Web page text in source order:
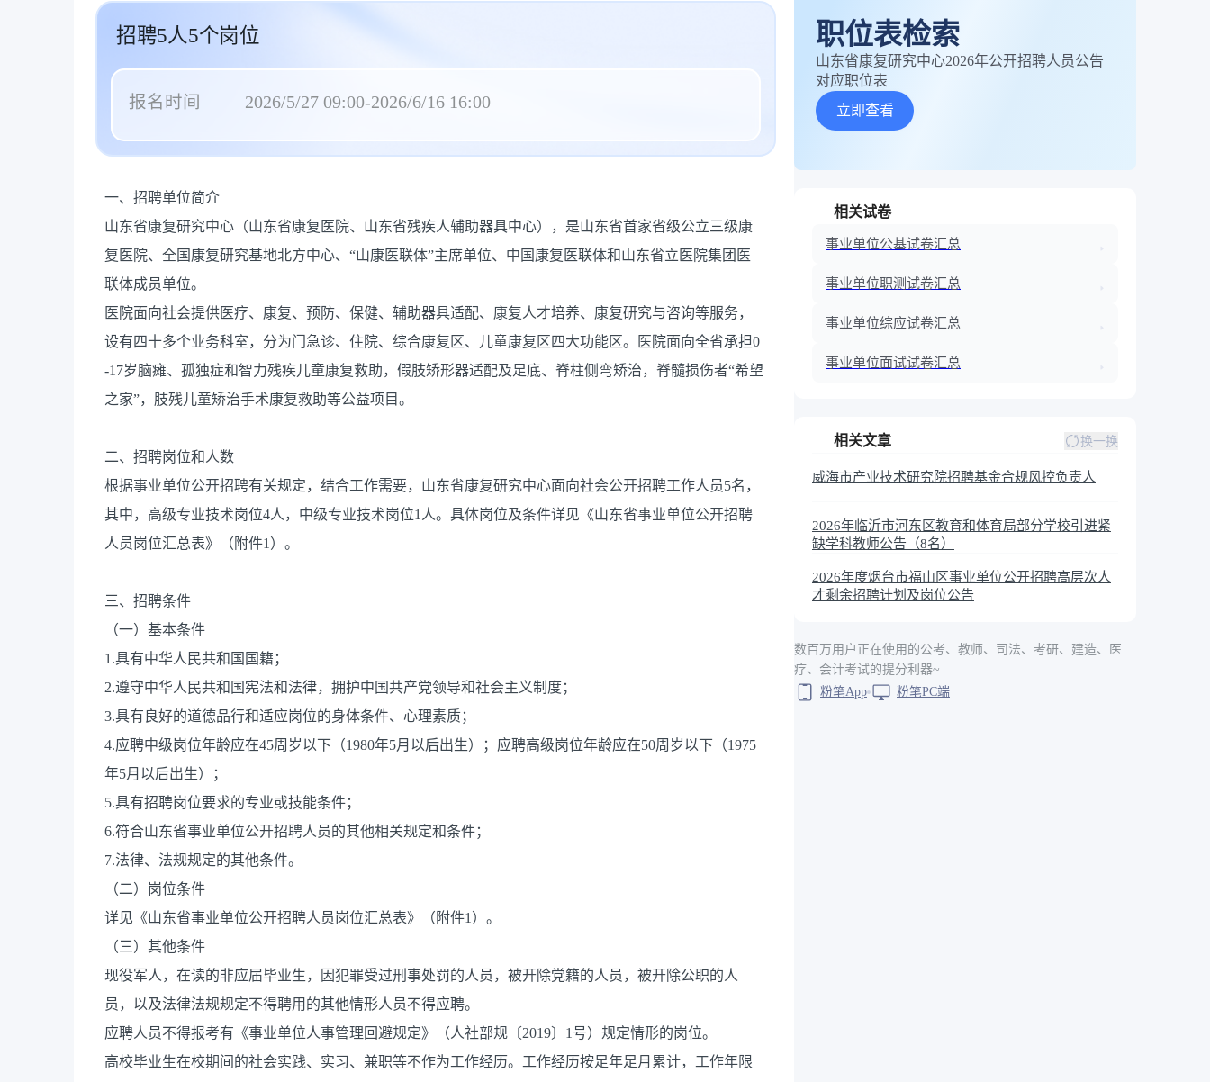
招聘5人5个岗位
报名时间 2026/5/27 09:00-2026/6/16 16:00
一、招聘单位简介
山东省康复研究中心（山东省康复医院、山东省残疾人辅助器具中心），是山东省首家省级公立三级康
复医院、全国康复研究基地北方中心、“山康医联体”主席单位、中国康复医联体和山东省立医院集团医
联体成员单位。
医院面向社会提供医疗、康复、预防、保健、辅助器具适配、康复人才培养、康复研究与咨询等服务，
设有四十多个业务科室，分为门急诊、住院、综合康复区、儿童康复区四大功能区。医院面向全省承担0
-17岁脑瘫、孤独症和智力残疾儿童康复救助，假肢矫形器适配及足底、脊柱侧弯矫治，脊髓损伤者“希望
之家”，肢残儿童矫治手术康复救助等公益项目。
二、招聘岗位和人数
根据事业单位公开招聘有关规定，结合工作需要，山东省康复研究中心面向社会公开招聘工作人员5名，
其中，高级专业技术岗位4人，中级专业技术岗位1人。具体岗位及条件详见《山东省事业单位公开招聘
人员岗位汇总表》（附件1）。
三、招聘条件
（一）基本条件
1.具有中华人民共和国国籍；
2.遵守中华人民共和国宪法和法律，拥护中国共产党领导和社会主义制度；
3.具有良好的道德品行和适应岗位的身体条件、心理素质；
4.应聘中级岗位年龄应在45周岁以下（1980年5月以后出生）；应聘高级岗位年龄应在50周岁以下（1975
年5月以后出生）；
5.具有招聘岗位要求的专业或技能条件；
6.符合山东省事业单位公开招聘人员的其他相关规定和条件；
7.法律、法规规定的其他条件。
（二）岗位条件
详见《山东省事业单位公开招聘人员岗位汇总表》（附件1）。
（三）其他条件
现役军人，在读的非应届毕业生，因犯罪受过刑事处罚的人员，被开除党籍的人员，被开除公职的人
员，以及法律法规规定不得聘用的其他情形人员不得应聘。
应聘人员不得报考有《事业单位人事管理回避规定》（人社部规〔2019〕1号）规定情形的岗位。
高校毕业生在校期间的社会实践、实习、兼职等不作为工作经历。工作经历按足年足月累计，工作年限
职位表检索
山东省康复研究中心2026年公开招聘人员公告
对应职位表
立即查看
相关试卷
事业单位公基试卷汇总
事业单位职测试卷汇总
事业单位综应试卷汇总
事业单位面试试卷汇总
相关文章 换一换
威海市产业技术研究院招聘基金合规风控负责人
2026年临沂市河东区教育和体育局部分学校引进紧
缺学科教师公告（8名）
2026年度烟台市福山区事业单位公开招聘高层次人
才剩余招聘计划及岗位公告
数百万用户正在使用的公考、教师、司法、考研、建造、医
疗、会计考试的提分利器~
粉笔App
粉笔PC端